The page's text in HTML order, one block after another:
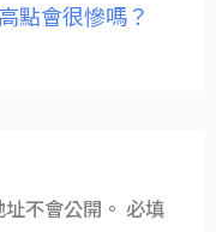
點會很慘嗎？
不會公開。 必填